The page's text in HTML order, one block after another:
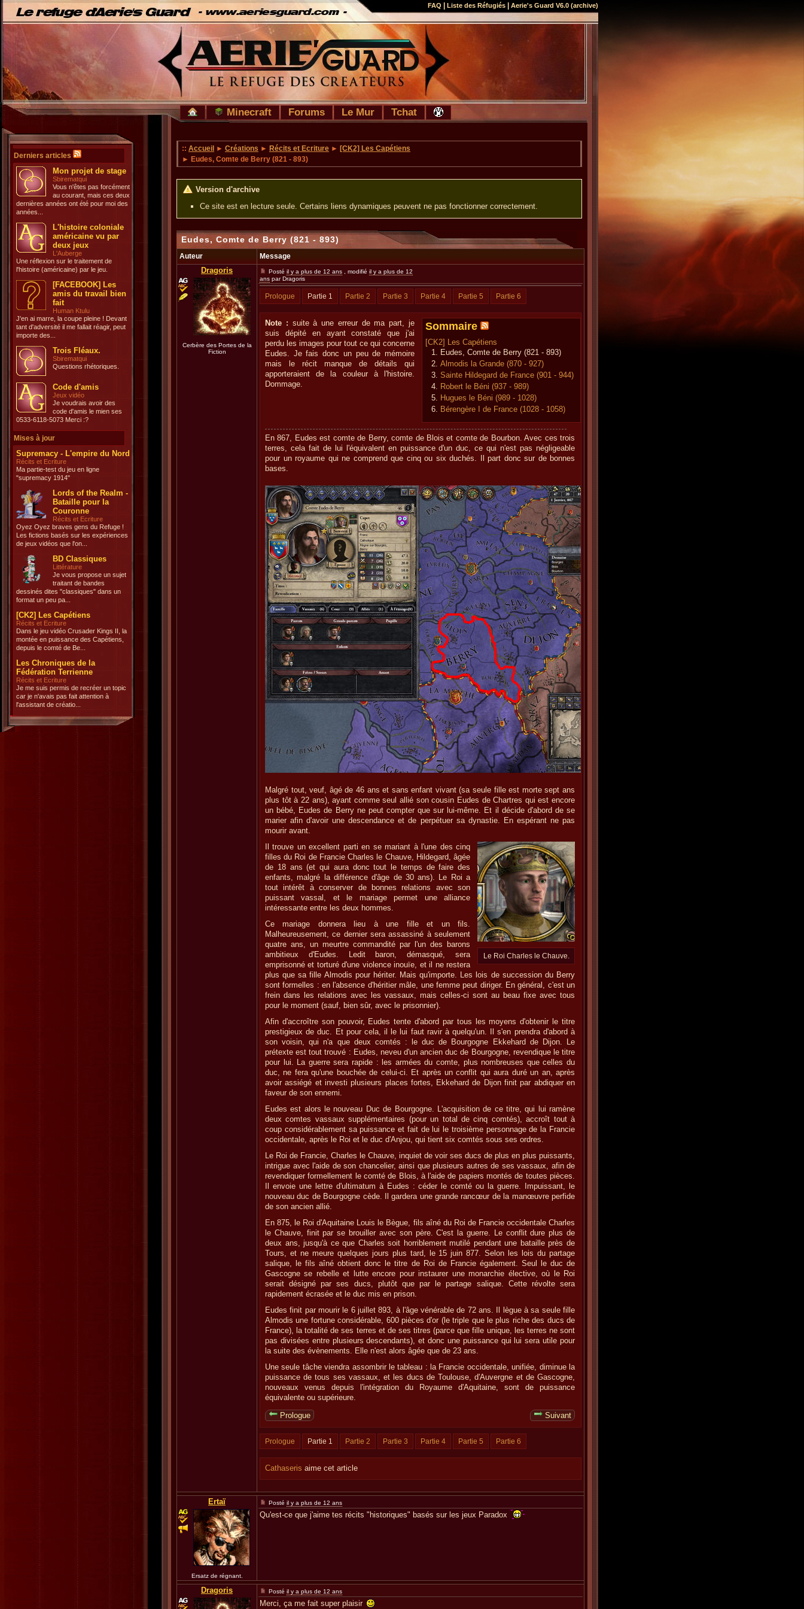
FAQ Liste des Réfugiés Aerie's Guard V6.0 (archive)
Minecraft Forums Le Mur Tchat
Derniers articles
Mon projet de stage
Sbirematqui
Vous n'êtes pas forcément
au courant, mais ces deux
dernières années ont été pour moi des
années...
L'histoire coloniale
américaine vu par
deux jeux
L'Auberge
Une réflexion sur le traitement de
l'histoire (américaine) par le jeu.
[FACEBOOK] Les
amis du travail bien
fait
Human Ktulu
J'en ai marre, la coupe pleine ! Devant
tant d'adversité il me fallait réagir, peut
importe des...
Trois Fléaux.
Sbirematqui
Questions rhétoriques.
Code d'amis
Jeux vidéo
Je voudrais avoir des
code d'amis le mien ses
0533-6118-5073 Merci :?
Mises à jour
Supremacy - L'empire du Nord
Récits et Ecriture
Ma partie-test du jeu en ligne
"supremacy 1914"
Lords of the Realm -
Bataille pour la
Couronne
Récits et Ecriture
Oyez Oyez braves gens du Refuge !
Les fictions basés sur les expériences
de jeux vidéos que l'on...
BD Classiques
Littérature
Je vous propose un sujet
traitant de bandes
dessinés dites "classiques" dans un
format un peu pa...
[CK2] Les Capétiens
Récits et Ecriture
Dans le jeu vidéo Crusader Kings II, la
montée en puissance des Capétiens,
depuis le comté de Be...
Les Chroniques de la
Fédération Terrienne
Récits et Ecriture
Je me suis permis de recréer un topic
car je n'avais pas fait attention à
l'assistant de créatio...
:: Accueil ► Créations ► Récits et Ecriture ► [CK2] Les Capétiens
► Eudes, Comte de Berry (821 - 893)
Version d'archive
Ce site est en lecture seule. Certains liens dynamiques peuvent ne pas fonctionner correctement.
Eudes, Comte de Berry (821 - 893)
Auteur Message
Dragoris
Cerbère des Portes de la
Fiction
Posté il y a plus de 12 ans , modifié il y a plus de 12
ans par Dragoris
Prologue Partie 1 Partie 2 Partie 3 Partie 4 Partie 5 Partie 6
Sommaire
[CK2] Les Capétiens
Eudes, Comte de Berry (821 - 893)
Almodis la Grande (870 - 927)
Sainte Hildegard de France (901 - 944)
Robert le Béni (937 - 989)
Hugues le Béni (989 - 1028)
Bérengère I de France (1028 - 1058)
Note : suite à une erreur de ma part, je
suis dépité en ayant constaté que j'ai
perdu les images pour tout ce qui concerne
Eudes. Je fais donc un peu de mémoire
mais le récit manque de détails qui
apporteraient de la couleur à l'histoire.
Dommage.
En 867, Eudes est comte de Berry, comte de Blois et comte de Bourbon. Avec ces trois
terres, cela fait de lui l'équivalent en puissance d'un duc, ce qui n'est pas négligeable
pour un royaume qui ne comprend que cinq ou six duchés. Il part donc sur de bonnes
bases.
Malgré tout, veuf, âgé de 46 ans et sans enfant vivant (sa seule fille est morte sept ans
plus tôt à 22 ans), ayant comme seul allié son cousin Eudes de Chartres qui est encore
un bébé, Eudes de Berry ne peut compter que sur lui-même. Et il décide d'abord de se
marier afin d'avoir une descendance et de perpétuer sa dynastie. En espérant ne pas
mourir avant.
Le Roi Charles le Chauve.
Il trouve un excellent parti en se mariant à l'une des cinq
filles du Roi de Francie Charles le Chauve, Hildegard, âgée
de 18 ans (et qui aura donc tout le temps de faire des
enfants, malgré la différence d'âge de 30 ans). Le Roi a
tout intérêt à conserver de bonnes relations avec son
puissant vassal, et le mariage permet une alliance
intéressante entre les deux hommes.
Ce mariage donnera lieu à une fille et un fils.
Malheureusement, ce dernier sera assassiné à seulement
quatre ans, un meurtre commandité par l'un des barons
ambitieux d'Eudes. Ledit baron, démasqué, sera
emprisonné et torturé d'une violence inouïe, et il ne restera
plus que sa fille Almodis pour hériter. Mais qu'importe. Les lois de succession du Berry
sont formelles : en l'absence d'héritier mâle, une femme peut diriger. En général, c'est un
frein dans les relations avec les vassaux, mais celles-ci sont au beau fixe avec tous
pour le moment (sauf, bien sûr, avec le prisonnier).
Afin d'accroître son pouvoir, Eudes tente d'abord par tous les moyens d'obtenir le titre
prestigieux de duc. Et pour cela, il le lui faut ravir à quelqu'un. Il s'en prendra d'abord à
son voisin, qui n'a que deux comtés : le duc de Bourgogne Ekkehard de Dijon. Le
prétexte est tout trouvé : Eudes, neveu d'un ancien duc de Bourgogne, revendique le titre
pour lui. La guerre sera rapide : les armées du comte, plus nombreuses que celles du
duc, ne fera qu'une bouchée de celui-ci. Et après un conflit qui aura duré un an, après
avoir assiégé et investi plusieurs places fortes, Ekkehard de Dijon finit par abdiquer en
faveur de son ennemi.
Eudes est alors le nouveau Duc de Bourgogne. L'acquisition de ce titre, qui lui ramène
deux comtes vassaux supplémentaires (pour un total de cinq comtés), accroît tout à
coup considérablement sa puissance et fait de lui le troisième personnage de la Francie
occidentale, après le Roi et le duc d'Anjou, qui tient six comtés sous ses ordres.
Le Roi de Francie, Charles le Chauve, inquiet de voir ses ducs de plus en plus puissants,
intrigue avec l'aide de son chancelier, ainsi que plusieurs autres de ses vassaux, afin de
revendiquer formellement le comté de Blois, à l'aide de papiers montés de toutes pièces.
Il envoie une lettre d'ultimatum à Eudes : céder le comté ou la guerre. Impuissant, le
nouveau duc de Bourgogne cède. Il gardera une grande rancœur de la manœuvre perfide
de son ancien allié.
En 875, le Roi d'Aquitaine Louis le Bègue, fils aîné du Roi de Francie occidentale Charles
le Chauve, finit par se brouiller avec son père. C'est la guerre. Le conflit dure plus de
deux ans, jusqu'à ce que Charles soit horriblement mutilé pendant une bataille près de
Tours, et ne meure quelques jours plus tard, le 15 juin 877. Selon les lois du partage
salique, le fils aîné obtient donc le titre de Roi de Francie également. Seul le duc de
Gascogne se rebelle et lutte encore pour instaurer une monarchie élective, où le Roi
serait désigné par ses ducs, plutôt que par le partage salique. Cette révolte sera
rapidement écrasée et le duc mis en prison.
Eudes finit par mourir le 6 juillet 893, à l'âge vénérable de 72 ans. Il lègue à sa seule fille
Almodis une fortune considérable, 600 pièces d'or (le triple que le plus riche des ducs de
France), la totalité de ses terres et de ses titres (parce que fille unique, les terres ne sont
pas divisées entre plusieurs descendants), et donc une puissance qui lui sera utile pour
la suite des évènements. Elle n'est alors âgée que de 23 ans.
Une seule tâche viendra assombrir le tableau : la Francie occidentale, unifiée, diminue la
puissance de tous ses vassaux, et les ducs de Toulouse, d'Auvergne et de Gascogne,
nouveaux venus depuis l'intégration du Royaume d'Aquitaine, sont de puissance
équivalente ou supérieure.
Prologue
Suivant
Prologue Partie 1 Partie 2 Partie 3 Partie 4 Partie 5 Partie 6
Cathaseris aime cet article
Ertaï
Ersatz de régnant.
Posté il y a plus de 12 ans
Qu'est-ce que j'aime tes récits "historiques" basés sur les jeux Paradox
Dragoris Posté il y a plus de 12 ans
Merci, ça me fait super plaisir